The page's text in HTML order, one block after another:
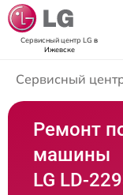
Сервисный центр LG в
Ижевске
Сервисный
Ремонт
машины
LG LD-